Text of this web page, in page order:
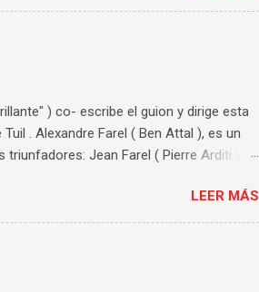
apareció en mi cabeza la
por Judith Anderson . Un
) co- escribe el guion y dirige esta
. Alexandre Farel ( Ben Attal ), es un
Jean Farel ( Pierre Arditi )
de su madre. El tema de esta película
forma más concreta del consentimiento.
muchos y variados puntos de
LEER MÁS